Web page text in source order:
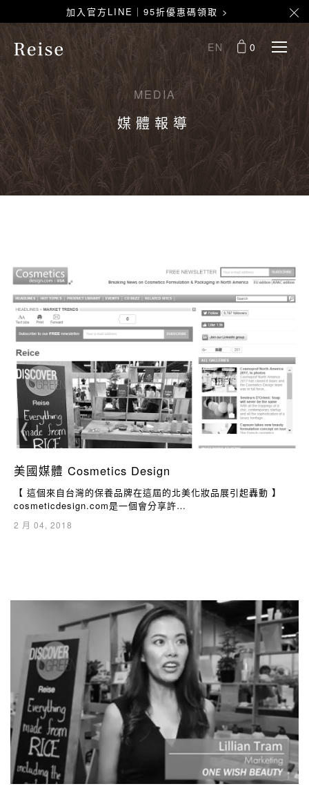
加入官方LINE｜95折優惠碼領取 >
EN 0
MEDIA
媒體報導
美國媒體 Cosmetics Design
【 這個來自台灣的保養品牌在這屆的北美化妝品展引起轟動 】
cosmeticdesign.com是一個會分享許…
2 月 04, 2018